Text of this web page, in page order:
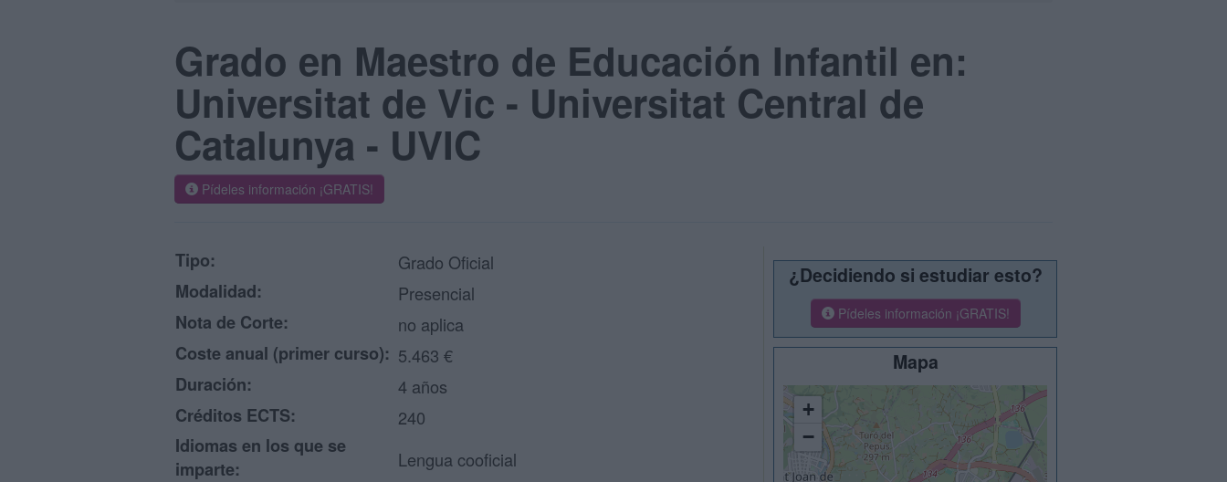
Grado en Maestro de Educación Infantil en:
Universitat de Vic - Universitat Central de
Catalunya - UVIC
Pídeles información ¡GRATIS!
Tipo:
Grado Oficial
Modalidad:
Presencial
Nota de Corte:
no aplica
Coste anual (primer curso): 5.463 €
Duración:
4 años
Créditos ECTS:
240
Idiomas en los que se
imparte:
Lengua cooficial
¿Decidiendo si estudiar esto?
Pídeles información ¡GRATIS!
Mapa
+
−